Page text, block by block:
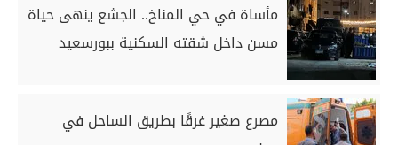
مأساة في حي المناخ.. الجشع ينهى حياة
مسن داخل شقته السكنية ببورسعيد
مصرع صغير غرقًا بطريق الساحل في